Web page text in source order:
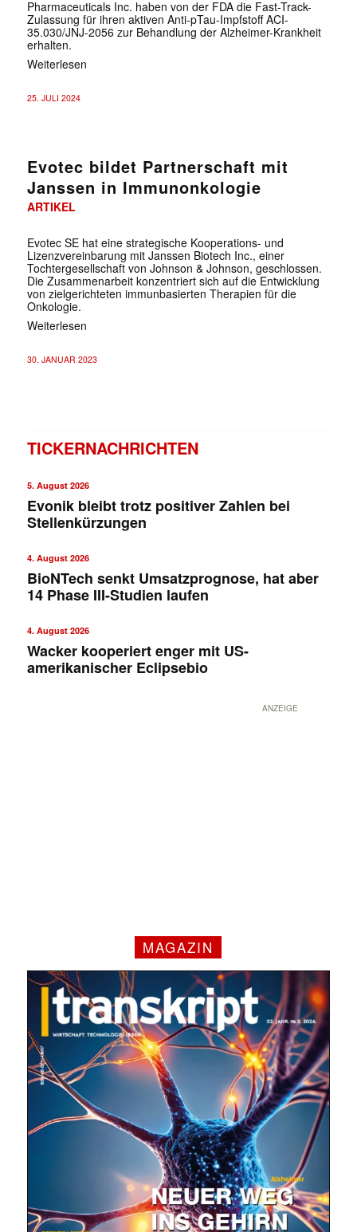
Pharmaceuticals Inc. haben von der FDA die Fast-Track-
Zulassung für ihren aktiven Anti-pTau-Impfstoff ACI-
35.030/JNJ-2056 zur Behandlung der Alzheimer-Krankheit
erhalten.
Weiterlesen
25. JULI 2024
Evotec bildet Partnerschaft mit
Janssen in Immunonkologie
ARTIKEL
Evotec SE hat eine strategische Kooperations- und
Lizenzvereinbarung mit Janssen Biotech Inc., einer
Tochtergesellschaft von Johnson & Johnson, geschlossen.
Die Zusammenarbeit konzentriert sich auf die Entwicklung
von zielgerichteten immunbasierten Therapien für die
Onkologie.
Weiterlesen
30. JANUAR 2023
TICKERNACHRICHTEN
5. August 2026
Evonik bleibt trotz positiver Zahlen bei
Stellenkürzungen
4. August 2026
BioNTech senkt Umsatzprognose, hat aber
14 Phase III-Studien laufen
4. August 2026
Wacker kooperiert enger mit US-
amerikanischer Eclipsebio
ANZEIGE
MAGAZIN